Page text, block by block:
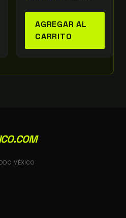
AGREGAR AL
CARRITO
MÉXICO